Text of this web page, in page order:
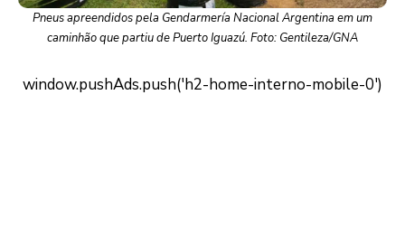
Pneus apreendidos pela Gendarmería Nacional Argentina em um
caminhão que partiu de Puerto Iguazú. Foto: Gentileza/GNA